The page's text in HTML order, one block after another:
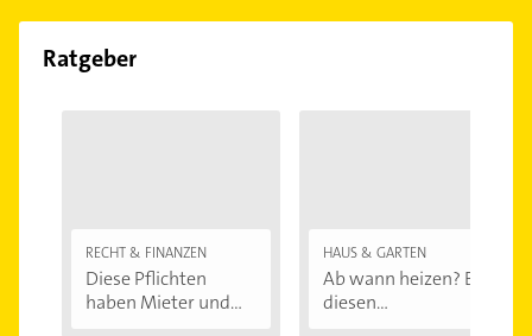
Ratgeber
RECHT & FINANZEN
Diese Pflichten
haben Mieter und...
HAUS & GARTEN
Ab wann heizen? Bei
diesen